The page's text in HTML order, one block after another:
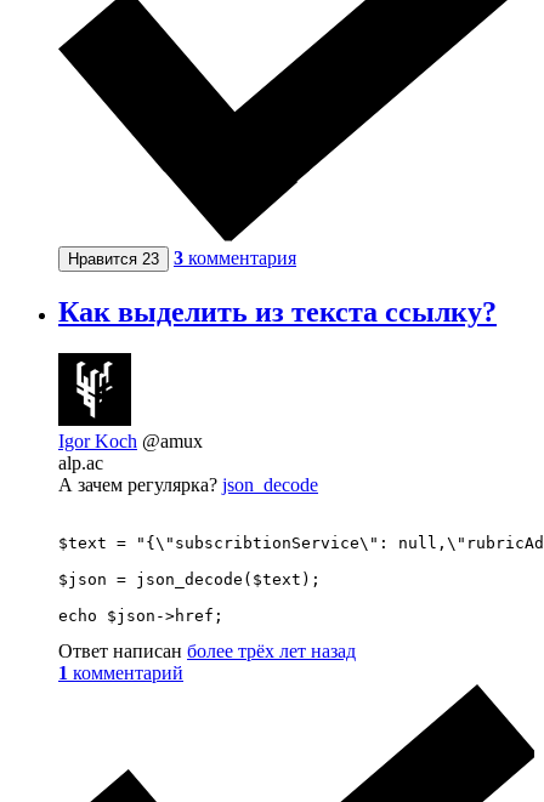
Нравится 23 3 комментария
Как выделить из текста ссылку?
Igor Koch @amux
alp.ac
А зачем регулярка? json_decode
$text = "{\"subscribtionService\":
$json = json_decode($text);
echo $json->href;
Ответ написан более трёх лет назад
1 комментарий